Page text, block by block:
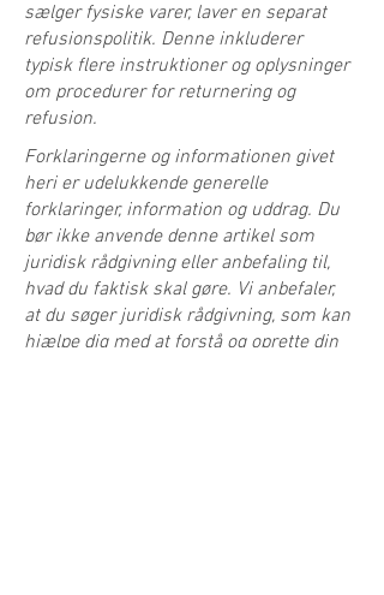
sælger fysiske varer, laver en separat
refusionspolitik. Denne inkluderer
typisk flere instruktioner og oplysninger
om procedurer for returnering og
refusion.
Forklaringerne og informationen givet
heri er udelukkende generelle
forklaringer, information og uddrag. Du
bør ikke anvende denne artikel som
juridisk rådgivning eller anbefaling til,
hvad du faktisk skal gøre. Vi anbefaler,
at du søger juridisk rådgivning, som kan
hjælpe dig med at forstå og oprette din